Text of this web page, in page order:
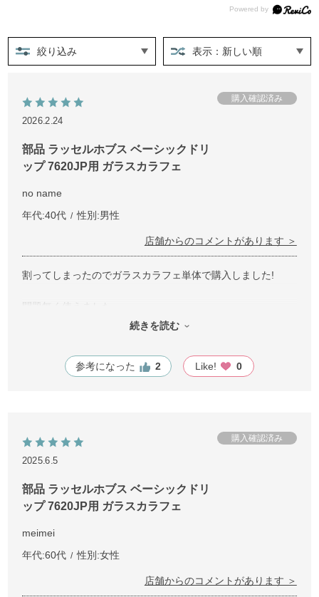
絞り込み 表示：新しい順
2026.2.24
部品 ラッセルホブス ベーシックドリ
ップ 7620JP用 ガラスカラフェ
no name
年代:40代 性別:男性
店舗からのコメントがあります ＞
割ってしまったのでガラスカラフェ単体で購入しました!
問題無く使えました。
購入の際は型番注意です！本体の裏に型番記載されてます。
続きを読む
参考になった 2 Like! 0
2025.6.5
部品 ラッセルホブス ベーシックドリ
ップ 7620JP用 ガラスカラフェ
meimei
年代:60代 性別:女性
店舗からのコメントがあります ＞